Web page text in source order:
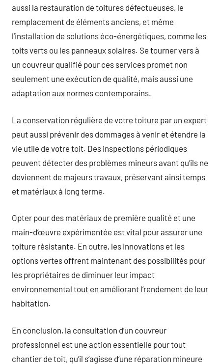
aussi la restauration de toitures défectueuses, le
remplacement de éléments anciens, et même
l’installation de solutions éco-énergétiques, comme les
toits verts ou les panneaux solaires. Se tourner vers à
un couvreur qualifié pour ces services promet non
seulement une exécution de qualité, mais aussi une
adaptation aux normes contemporains.
La conservation régulière de votre toiture par un expert
peut aussi prévenir des dommages à venir et étendre la
vie utile de votre toit. Des inspections périodiques
peuvent détecter des problèmes mineurs avant qu’ils ne
deviennent de majeurs travaux, préservant ainsi temps
et matériaux à long terme.
Opter pour des matériaux de première qualité et une
main-d’œuvre expérimentée est vital pour assurer une
toiture résistante. En outre, les innovations et les
options vertes offrent maintenant des possibilités pour
les propriétaires de diminuer leur impact
environnemental tout en améliorant l’rendement de leur
habitation.
En conclusion, la consultation d’un couvreur
professionnel est une action essentielle pour tout
chantier de toit, qu’il s’agisse d’une réparation mineure